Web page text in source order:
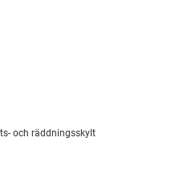
och räddningsskylt